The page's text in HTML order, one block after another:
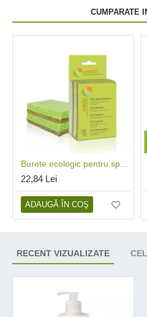
CUMPARATE
22,84 Lei
ADAUGĂ ÎN COŞ
RECENT VIZUALIZATE